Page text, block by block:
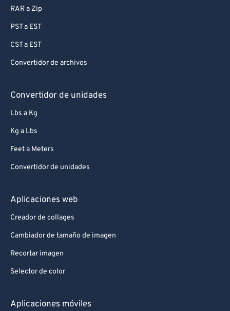
RAR a Zip
PST a EST
CST a EST
Convertidor de archivos
Convertidor de unidades
Lbs a Kg
Kg a Lbs
Feet a Meters
Convertidor de unidades
Aplicaciones web
Creador de collages
Cambiador de tamaño de imagen
Recortar imagen
Selector de color
Aplicaciones móviles